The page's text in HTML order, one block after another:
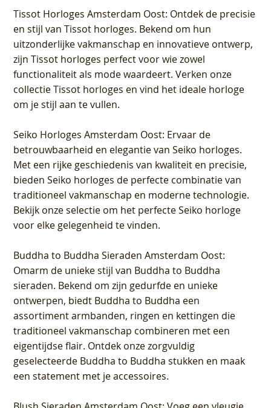
Tissot Horloges Amsterdam Oost: Ontdek de precisie
en stijl van Tissot horloges. Bekend om hun
uitzonderlijke vakmanschap en innovatieve ontwerp,
zijn Tissot horloges perfect voor wie zowel
functionaliteit als mode waardeert. Verken onze
collectie Tissot horloges en vind het ideale horloge
om je stijl aan te vullen.
Seiko Horloges Amsterdam Oost: Ervaar de
betrouwbaarheid en elegantie van Seiko horloges.
Met een rijke geschiedenis van kwaliteit en precisie,
bieden Seiko horloges de perfecte combinatie van
traditioneel vakmanschap en moderne technologie.
Bekijk onze selectie om het perfecte Seiko horloge
voor elke gelegenheid te vinden.
Buddha to Buddha Sieraden Amsterdam Oost:
Omarm de unieke stijl van Buddha to Buddha
sieraden. Bekend om zijn gedurfde en unieke
ontwerpen, biedt Buddha to Buddha een
assortiment armbanden, ringen en kettingen die
traditioneel vakmanschap combineren met een
eigentijdse flair. Ontdek onze zorgvuldig
geselecteerde Buddha to Buddha stukken en maak
een statement met je accessoires.